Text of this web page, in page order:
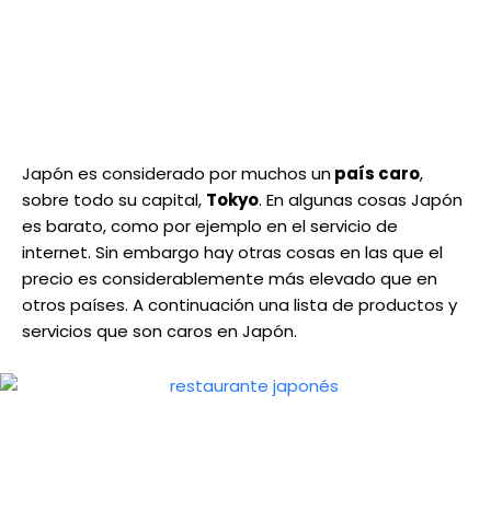
Japón es considerado por muchos unpaís caro,
sobre todo su capital, Tokyo. En algunas cosas Japón
es barato, como por ejemplo en el servicio de
internet. Sin embargo hay otras cosas en las que el
precio es considerablemente más elevado que en
otros países. A continuación una lista de productos y
servicios que son caros en Japón.